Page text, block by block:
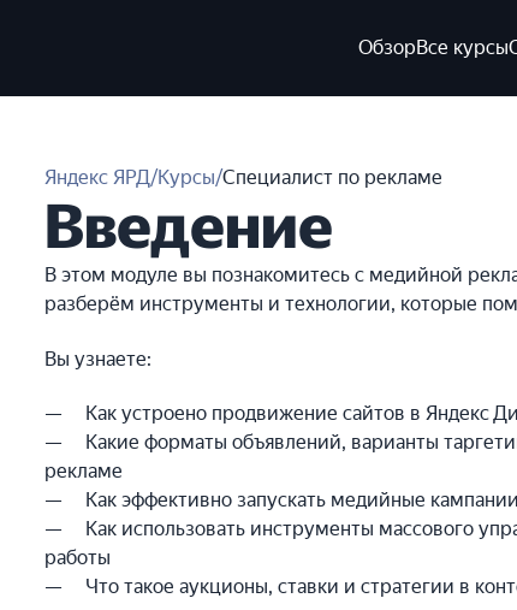
ОбзорВсе курсы
Яндекс ЯРД/Курсы/Специалист по рекламе
Введение
В этом модуле вы познакомитесь с медийной
разберём инструменты и технологии, которые
Вы узнаете:
Как устроено продвижение сайтов в Яндекс
Какие форматы объявлений, варианты
рекламе
Как эффективно запускать медийные
Как использовать инструменты массового
работы
Что такое аукционы, ставки и стратегии в